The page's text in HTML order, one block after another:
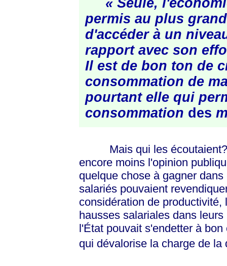
« Seule,
permis au plus
d'accéder à un
rapport avec son
Il estde bon ton de
consommation de
pourtant elle qui
consommation des
Mais qui les écoutaient?
encore moins l'opinion
quelque chose à gagner
salariés pouvaient
considération de
hausses salariales dans
l'État pouvait s'endetter à
qui dévalorise la charge de la